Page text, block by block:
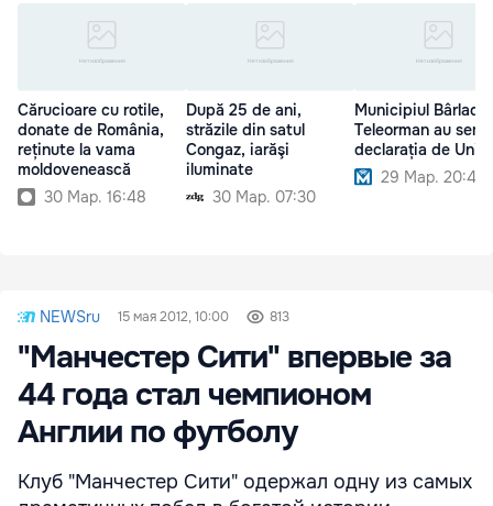
Cărucioare cu rotile,
donate de România,
reținute la vama
moldovenească
30 Мар. 16:48
După 25 de ani,
străzile din satul
Congaz, iarăşi
iluminate
30 Мар. 07:30
Municipiul Bârlad
Teleorman au
declarația de Unire
29 Мар. 20:40
NEWSru 15 мая 2012, 10:00 813
"Манчестер Сити" впервые за
44 года стал чемпионом
Англии по футболу
Клуб "Манчестер Сити" одержал одну из самых